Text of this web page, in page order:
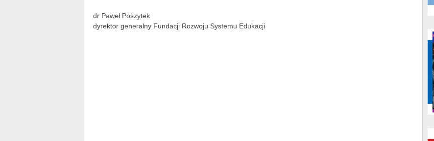
dr Paweł Poszytek
dyrektor generalny Fundacji Rozwoju Systemu Edukacji